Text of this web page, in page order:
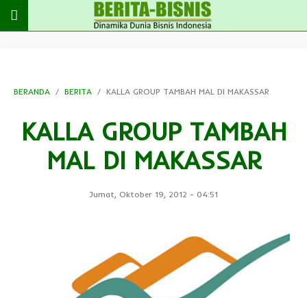
BERANDA BERITA KALLA GROUP TAMBAH MAL DI MAKASSAR
KALLA GROUP TAMBAH
MAL DI MAKASSAR
Jumat, Oktober 19, 2012 - 04:51